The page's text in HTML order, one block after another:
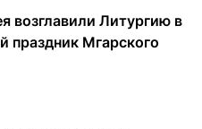
возглавили Литургию в
праздник Мгарского